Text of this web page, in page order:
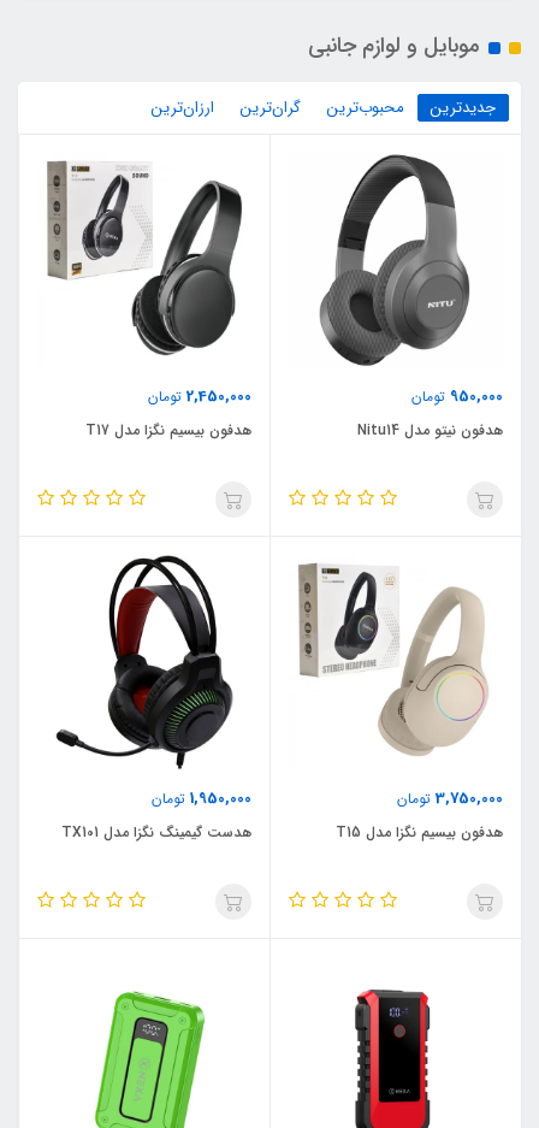
موبایل و لوازم جانبی
جدیدترین محبوب‌ترین گران‌ترین ارزان‌ترین
950,000 تومان
هدفون نیتو مدل Nitu14
2,450,000 تومان
هدفون بیسیم نگزا مدل T17
3,750,000 تومان
هدفون بیسیم نگزا مدل T15
1,950,000 تومان
هدست گیمینگ نگزا مدل TX101